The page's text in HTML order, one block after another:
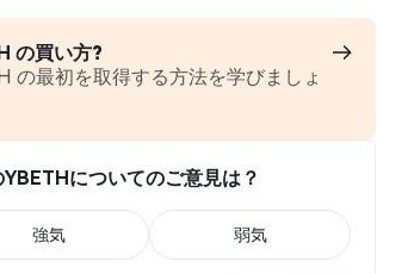
の買い方?
の最初を取得する方法を学びましょ
についてのご意見は？
強気 弱気